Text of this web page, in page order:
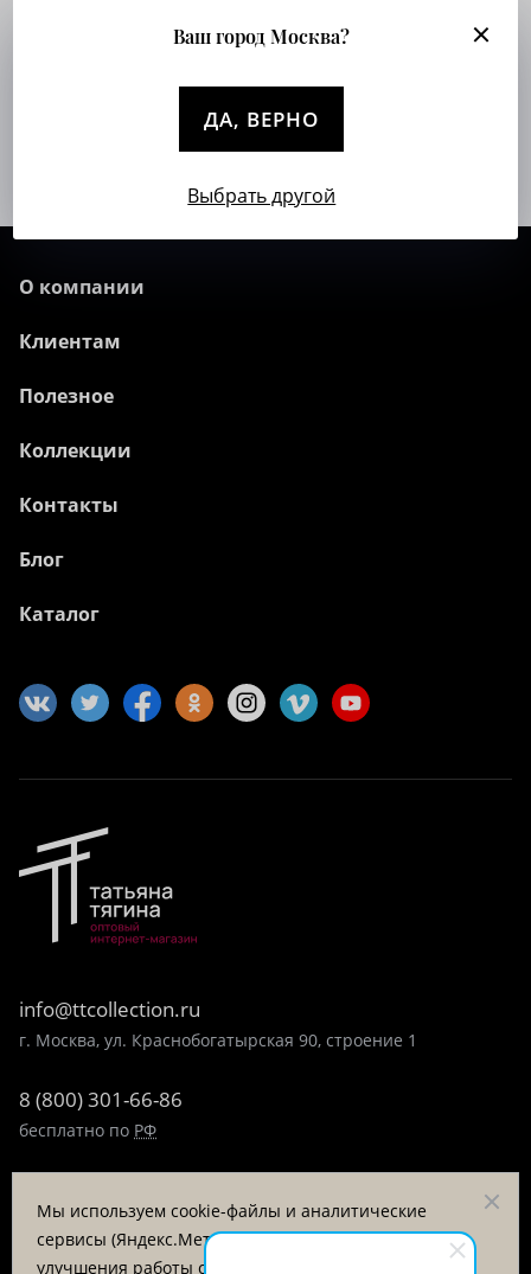
О компании
Клиентам
Полезное
Коллекции
Контакты
Блог
Каталог
info@ttcollection.ru
г. Москва, ул. Краснобогатырская 90, строение 1
8 (800) 301-66-86
бесплатно по РФ
пн-пт 9:00-17:00
Мы используем cookie-файлы и аналитические
сервисы (Яндекс.Метрика, VK Retargeting) для
улучшения работы сайта и анализа посещаемости.
Ваш город Москва?
ДА, ВЕРНО
Выбрать другой